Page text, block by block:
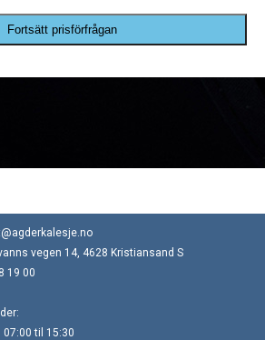
Fortsätt prisförfrågan
vegen 14, 4628 Kristiansand S
19 00
07:00 til 15:30